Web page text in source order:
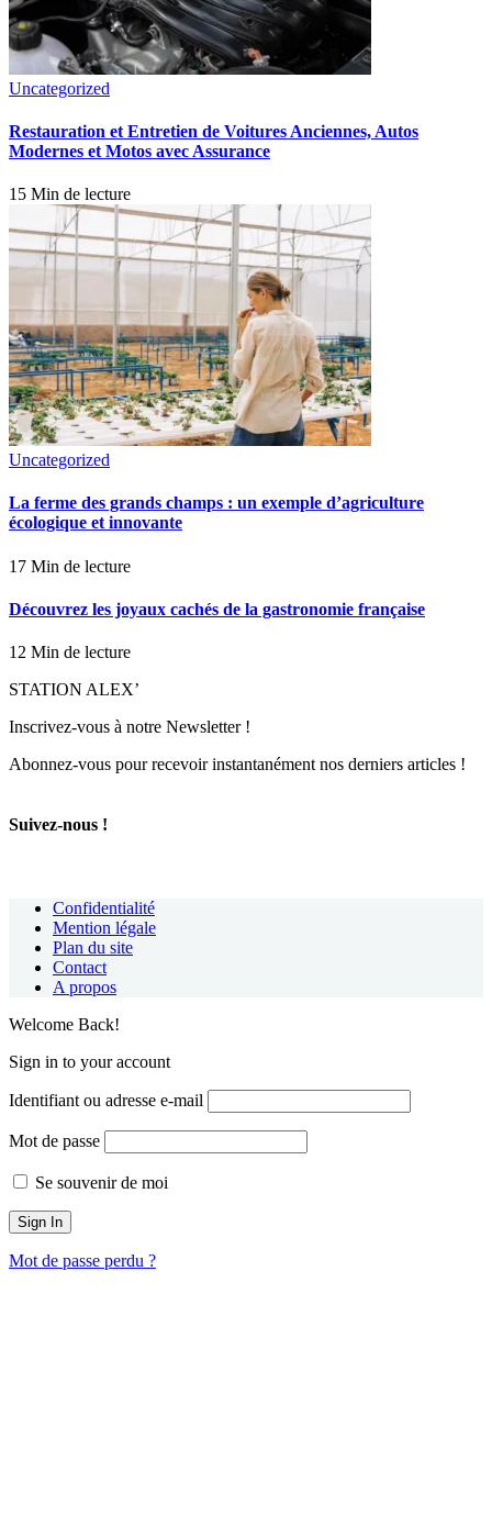
Uncategorized
Restauration et Entretien de Voitures Anciennes, Autos
Modernes et Motos avec Assurance
15 Min de lecture
Uncategorized
La ferme des grands champs : un exemple d’agriculture
écologique et innovante
17 Min de lecture
Découvrez les joyaux cachés de la gastronomie française
12 Min de lecture
STATION ALEX’
Inscrivez-vous à notre Newsletter !
Abonnez-vous pour recevoir instantanément nos derniers articles !
Suivez-nous !
Confidentialité
Mention légale
Plan du site
Contact
A propos
Welcome Back!
Sign in to your account
Identifiant ou adresse e-mail
Mot de passe
Se souvenir de moi
Mot de passe perdu ?